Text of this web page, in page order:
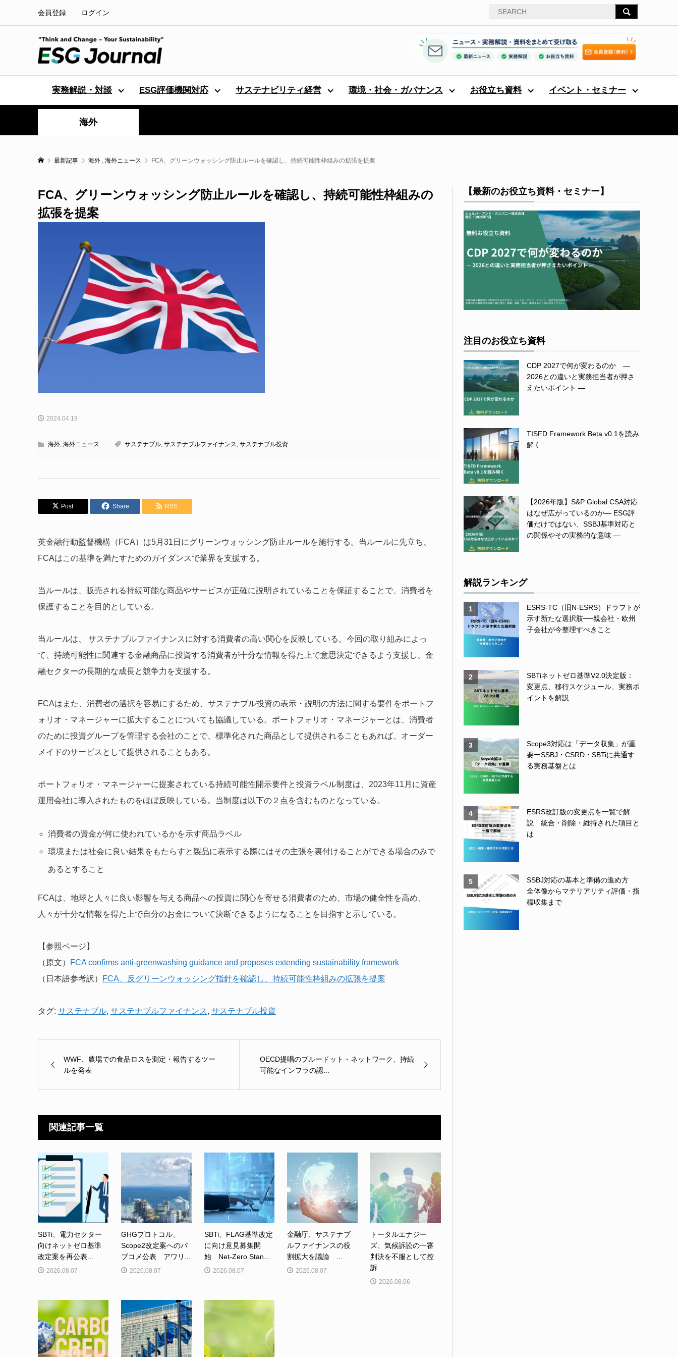
会員登録 ログイン
実務解説・対談 ESG評価機関対応 サステナビリティ経営 環境・社会・ガバナンス お役立ち資料 イベント・セミナー
海外
最新記事 海外 , 海外ニュース FCA、グリーンウォッシング防止ルールを確認し、持続可能性枠組みの拡張を提案
FCA、グリーンウォッシング防止ルールを確認し、持続可能性枠組みの
拡張を提案
2024.04.19
海外, 海外ニュース サステナブル, サステナブルファイナンス サステナブル投資
Post Share RSS
英金融行動監督機構（FCA）は5月31日にグリーンウォッシング防止ルールを施行する。当ルールに先立ち、
FCAはこの基準を満たすためのガイダンスで業界を支援する。
当ルールは、販売される持続可能な商品やサービスが正確に説明されていることを保証することで、消費者を
保護することを目的としている。
当ルールは、 サステナブルファイナンスに対する消費者の高い関心を反映している。今回の取り組みによっ
て、持続可能性に関連する金融商品に投資する消費者が十分な情報を得た上で意思決定できるよう支援し、金
融セクターの長期的な成長と競争力を支援する。
FCAはまた、消費者の選択を容易にするため、サステナブル投資の表示・説明の方法に関する要件をポートフ
ォリオ・マネージャーに拡大することについても協議している。ポートフォリオ・マネージャーとは、消費者
のために投資グループを管理する会社のことで、標準化された商品として提供されることもあれば、オーダー
メイドのサービスとして提供されることもある。
ポートフォリオ・マネージャーに提案されている持続可能性開示要件と投資ラベル制度は、2023年11月に資産
運用会社に導入されたものをほぼ反映している。当制度は以下の２点を含むものとなっている。
消費者の資金が何に使われているかを示す商品ラベル
環境または社会に良い結果をもたらすと製品に表示する際にはその主張を裏付けることができる場合のみで
あるとすること
FCAは、地球と人々に良い影響を与える商品への投資に関心を寄せる消費者のため、市場の健全性を高め、
人々が十分な情報を得た上で自分のお金について決断できるようになることを目指すと示している。
【参照ページ】
（原文）
FCA confirms anti-greenwashing guidance and proposes extending sustainability framework
（日本語参考訳）
FCA、反グリーンウォッシング指針を確認し、持続可能性枠組みの拡張を提案
タグ: サステナブル, サステナブルファイナンス, サステナブル投資
WWF、農場での食品ロスを測定・報告するツー
ルを発表
OECD提唱のブルードット・ネットワーク、持続
可能なインフラの認...
関連記事一覧
SBTi、電力セクター
向けネットゼロ基準
改定案を再公表...
2026.08.07
GHGプロトコル、
Scope2改定案へのパ
ブコメ公表 アワリ...
2026.08.07
SBTi、FLAG基準改定
に向け意見募集開
始 Net-Zero Stan...
2026.08.07
金融庁、サステナブ
ルファイナンスの役
割拡大を議論 ...
2026.08.07
トータルエナジー
ズ、気候訴訟の一審
判決を不服として控
訴
2026.08.06
【最新のお役立ち資料・セミナー】
注目のお役立ち資料
CDP 2027で何が変わるのか ―
2026との違いと実務担当者が押さ
えたいポイント ―
TISFD Framework Beta v0.1を読み
解く
【2026年版】S&P Global CSA対応
はなぜ広がっているのか― ESG評
価だけではない、SSBJ基準対応と
の関係やその実務的な意味 ―
解説ランキング
1
ESRS-TC（旧N-ESRS）ドラフトが
示す新たな選択肢──親会社・欧州
子会社が今整理すべきこと
2
SBTiネットゼロ基準V2.0決定版：
変更点、移行スケジュール、実務ポ
イントを解説
3
Scope3対応は「データ収集」が重
要ーSSBJ・CSRD・SBTiに共通す
る実務基盤とは
4
ESRS改訂版の変更点を一覧で解
説 統合・削除・維持された項目と
は
5
SSBJ対応の基本と準備の進め方
全体像からマテリアリティ評価・指
標収集まで